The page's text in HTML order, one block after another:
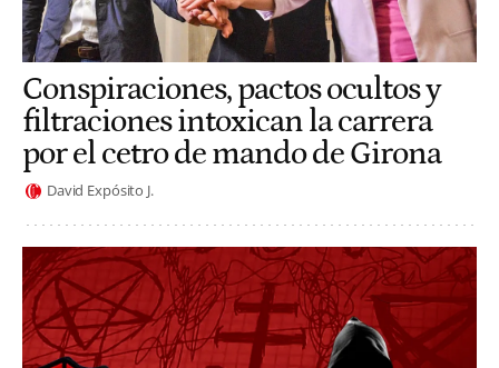
Conspiraciones, pactos ocultos y
filtraciones intoxican la carrera
por el cetro de mando de Girona
David Expósito J.